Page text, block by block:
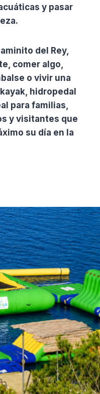
y pasar
del Rey,
comer algo,
o vivir una
hidropedal
para familias,
y visitantes que
su día en la